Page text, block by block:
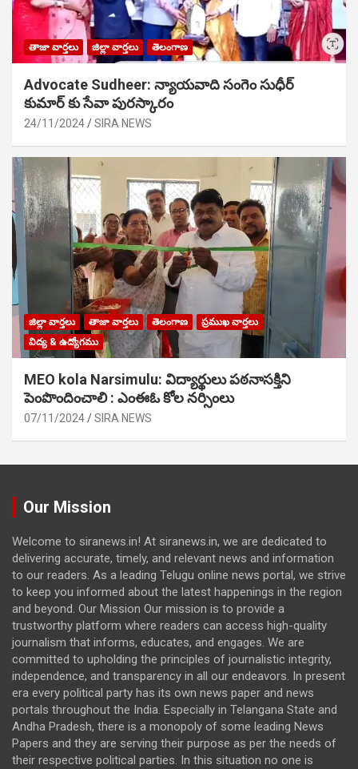
తాజా వార్తలు జిల్లా వార్తలు తెలంగాణ
Advocate Sudheer: న్యాయవాది సంగెం సుధీర్
కుమార్ కు సేవా పురస్కారం
24/11/2024 SIRA NEWS
జిల్లా వార్తలు తాజా వార్తలు తెలంగాణ
ప్రముఖ వార్తలు
విద్య & ఉద్యోగము
MEO kola Narsimulu: విద్యార్థులు పఠ‌నాసక్తిని
పెంపొందించాలి : ఎంఈఓ కోల నర్సింలు
07/11/2024 SIRA NEWS
Our Mission
Welcome to siranews.in! At siranews.in, we are dedicated to
delivering accurate, timely, and relevant news and information
to our readers. As a leading Telugu online news portal, we strive
to keep you informed about the latest happenings in the region
and beyond. Our Mission Our mission is to provide a
trustworthy platform where readers can access high-quality
journalism that informs, educates, and engages. We are
committed to upholding the principles of journalistic integrity,
independence, and transparency in all our endeavors. In present
era every political party has its own news paper and news
portals throughout the India. Especially in Telangana State and
Andha Pradesh, there is a monopoly of some leading News
Papers and they are serving their purpose as per the needs of
their respective political parties. In this situation no one is